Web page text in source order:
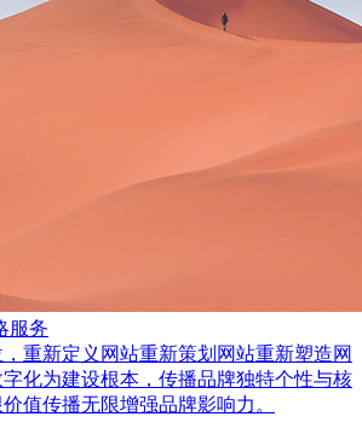
服务
重新定义网站重新策划网站重新塑造网
化为建设根本，传播品牌独特个性与核
值传播无限增强品牌影响力。